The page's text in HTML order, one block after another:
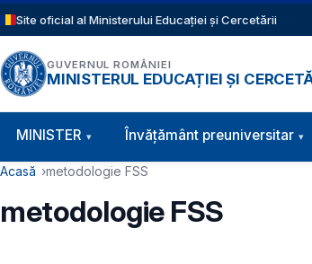
Sari la conținutul principal
Site oficial al Ministerului Educației și Cercetării
GUVERNUL ROMÂNIEI
MINISTERUL EDUCAȚIEI ȘI
Navigație principală
MINISTER Învăţământ preuniversitar
Cale de navigare
Acasă metodologie FSS
metodologie FSS